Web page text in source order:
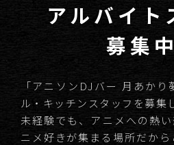
アルバイト
募集
「アニソンDJバー 月あか
ル・キッチンスタッフを募集
未経験でも、アニメへの熱
ニメ好きが集まる場所だか